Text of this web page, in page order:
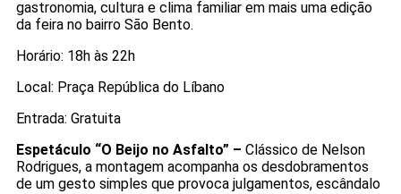
gastronomia, cultura e clima familiar em mais uma edição
da feira no bairro São Bento.
Horário: 18h às 22h
Local: Praça República do Líbano
Entrada: Gratuita
Espetáculo “O Beijo no Asfalto” – Clássico de Nelson
Rodrigues, a montagem acompanha os desdobramentos
de um gesto simples que provoca julgamentos, escândalo